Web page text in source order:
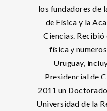
los fundadores de
de Física y la
Ciencias. Recibió
física y
Uruguay,
Presidencial de
2011 un
Universidad de la